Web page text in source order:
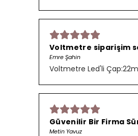
Voltmetre siparişim
Emre Şahin
Voltmetre Led'li
Güvenilir Bir Firma
Metin Yavuz